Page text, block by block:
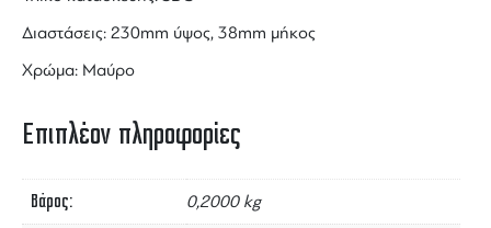
Διαστάσεις: 230mm ύψος, 38mm μήκος
Χρώμα: Μαύρο
Επιπλέον πληροφορίες
Βάρος 0,2000 kg